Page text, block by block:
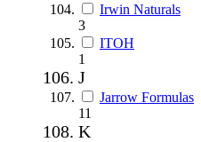
Irwin Naturals
3
ITOH
1
J
Jarrow Formulas
11
K